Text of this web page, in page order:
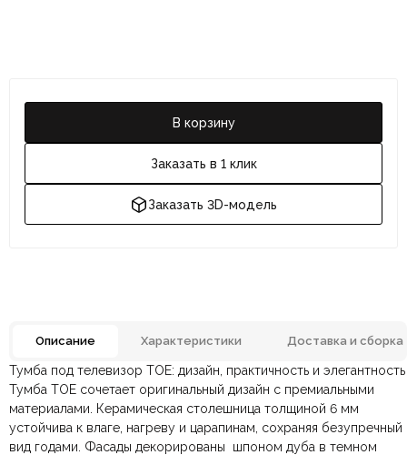
В корзину
Заказать в 1 клик
Заказать 3D-модель
Описание Характеристики Доставка и сборка
Тумба под телевизор TOE: дизайн, практичность и элегантность
Тумба TOE сочетает оригинальный дизайн с премиальными
материалами. Керамическая столешница толщиной 6 мм
устойчива к влаге, нагреву и царапинам, сохраняя безупречный
вид годами. Фасады декорированы шпоном дуба в темном
Материал
Металл, Шпон,
Искуственный камень
Размеры ШxГxВ 2200х420х450 мм.
По всей России:отправляем через транспортную
компаниюСДЭК. Срок доставки —до 7 дней.
Оплата в салоне-магазине— наличными или картой
при самовывозе.
Отзывов ещё нет. Напишите первым.